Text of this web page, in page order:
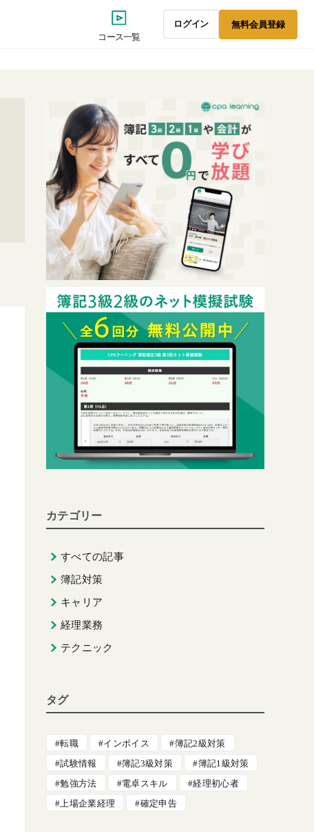
コース一覧
ログイン 無料会員登録
カテゴリー
すべての記事
簿記対策
キャリア
経理業務
テクニック
タグ
転職 インボイス
簿記2級対策
試験情報
簿記3級対策
簿記1級対策
勉強方法
電卓スキル
経理初心者
上場企業経理
確定申告